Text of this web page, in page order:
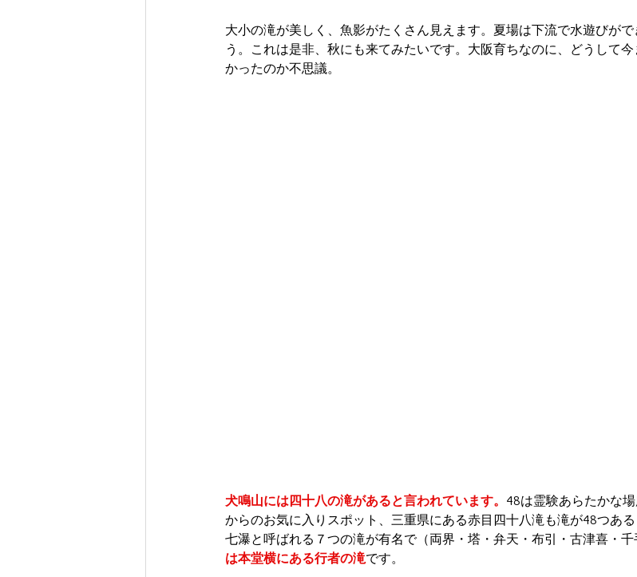
大小の滝が美しく、魚影がたくさん見えます。夏場は下流で水遊びが
う。これは是非、秋にも来てみたいです。大阪育ちなのに、どうして
かったのか不思議。
犬鳴山には四十八の滝があると言われています。 48は霊験あらたかな
からのお気に入りスポット、三重県にある赤目四十八滝も滝が48つあ
七瀑と呼ばれる７つの滝が有名で（両界・塔・弁天・布引・古津喜・千
は本堂横にある行者の滝です。